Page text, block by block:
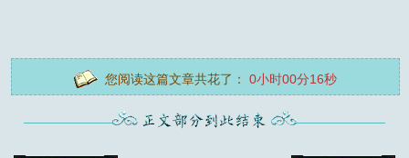
您阅读这篇文章共花了： 0小时00分18秒